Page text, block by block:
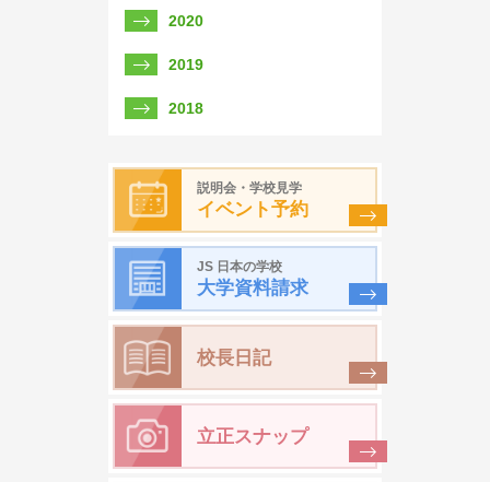
2020
2019
2018
説明会・学校見学
イベント予約
JS 日本の学校
大学資料請求
校長日記
立正スナップ